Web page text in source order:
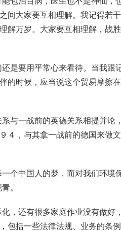
间大家要互相理解。我记得若
解万岁。大家要互相理解，战
是要用平常心来看待。当我跟
的时候，应当说这个贸易摩擦
与一战前的英德关系相提并论
４，与其拿一战前的德国来做
个中国人的梦，而对我们环境
。
，还有很多家庭作业没有做好
包括一些法律法规、业务的条